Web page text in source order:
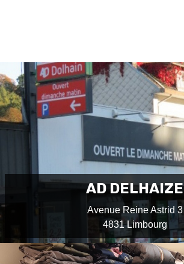
AD DELHAIZE
Avenue Reine Astrid 3
4831 Limbourg